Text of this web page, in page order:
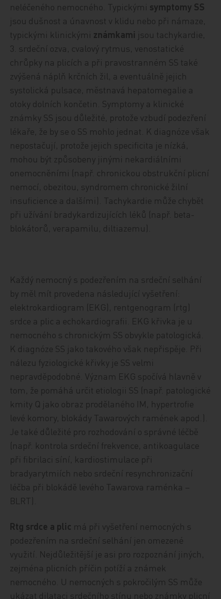
neléčeného nemocného. Typickými symptomy SS
jsou dušnost a únavnost v klidu nebo při námaze,
typickými klinickými známkami jsou tachykardie,
3. srdeční ozva, cvalový rytmus, venostatické
chrůpky na plicích a při pravostranném SS také
zvýšená náplň krčních žil, a eventuálně jejich
systolická pulsace, městnavá hepatomegalie a
otoky dolních končetin. Symptomy a klinické
známky SS jsou důležité, protože vzbudí podezření
lékaře, že by se o SS mohlo jednat. K diagnóze však
nepostačují, protože jejich specificita je nízká,
mohou být způsobeny jinými nekardiálními
onemocněními (např. chronickou obstrukční plicní
nemocí, obezitou, syndromem chronické žilní
insuficience a dalšími). Tachykardie může chybět
při užívání bradykardizujících léků (např. beta-
blokátorů, verapamilu, diltiazemu).
Každý nemocný s podezřením na srdeční selhání
by měl mít provedena následující vyšetření:
elektrokardiogram (EKG), rentgenogram (rtg)
srdce a plic a echokardiografii. EKG křivka je u
nemocného s chronickým SS obvykle patologická.
K diagnóze SS jako takového však nepřispěje. Při
nálezu fyziologické křivky je SS velmi
nepravděpodobné. Význam EKG spočívá hlavně v
tom, že pomáhá určit etiologii SS (např. patologické
kmity Q jako obraz prodělaného IM, hypertrofie
levé komory, blokády Tawarových ramének apod.).
Je také důležité pro rozhodování o správné léčbě
(např. kontrola srdeční frekvence, antikoagulace
při fibrilaci síní, kardiostimulace při
bradyarytmiích nebo srdeční resynchronizační
léčba při blokádě levého Tawarova raménka –
BLRT).
Rtg srdce a plic má při vyšetření nemocných s
podezřením na srdeční selhání jen omezené
využití. Nejdůležitější je asi pro rozpoznání jiných,
zejména plicních příčin potíží a známek
nemocného. U nemocných s pokročilým SS může
ukázat dilataci srdečního stínu nebo známky plicní